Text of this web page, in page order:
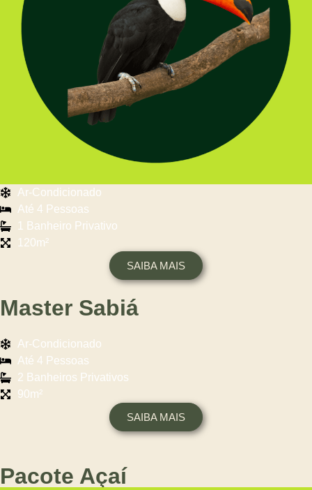
Ar-Condicionado
Até 4 Pessoas
1 Banheiro Privativo
120m²
SAIBA MAIS
Master Sabiá
Ar-Condicionado
Até 4 Pessoas
2 Banheiros Privativos
90m²
SAIBA MAIS
Pacote Açaí